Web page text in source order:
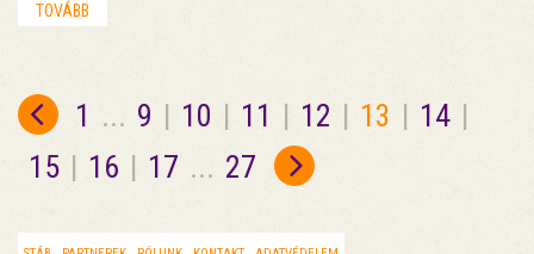
TOVÁBB
1 ... 9 | 10 | 11 | 12 | 13 | 14 |
15 | 16 | 17 ... 27